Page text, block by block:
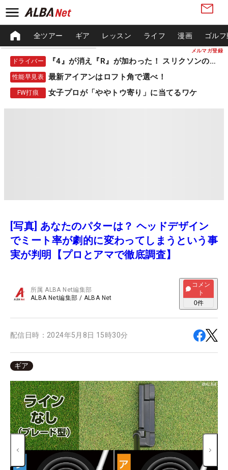
メルマガ登録
全ツアー ギア レッスン ライフ 漫画 ゴル
ドライバー 『4』が消え『R』が加わった！ スリクソンの新作
性能早見表 最新アイアンはロフト角で選べ！
FW打痕 女子プロが「ややトウ寄り」に当てるワケ
[写真] あなたのパターは？ ヘッドデザイン
でミート率が劇的に変わってしまうという事
実が判明【プロとアマで徹底調査】
所属ALBA Net編集部
ALBA Net編集部 / ALBA Net
コメン
ト
0件
配信日時： 2024年5月8日 15時30分
ギア